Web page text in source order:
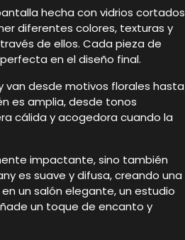
hecha con vidrios cortados
diferentes colores, texturas y
de ellos. Cada pieza de
en el diseño final.
van desde motivos florales hasta
es amplia, desde tonos
cálida y acogedora cuando la
impactante, sino también
es suave y difusa, creando una
un salón elegante, un estudio
un toque de encanto y